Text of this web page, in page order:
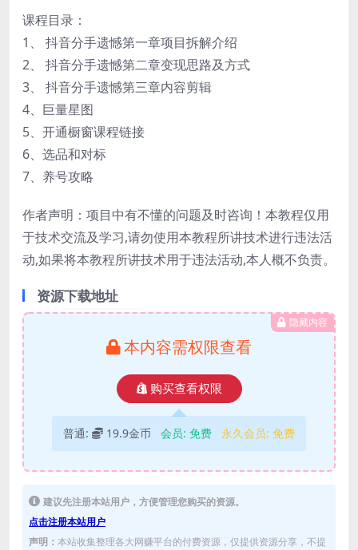
课程目录：
1、 抖音分手遗憾第一章项目拆解介绍
2、 抖音分手遗憾第二章变现思路及方式
3、 抖音分手遗憾第三章内容剪辑
4、巨量星图
5、开通橱窗课程链接
6、选品和对标
7、养号攻略
作者声明：项目中有不懂的问题及时咨询！本教程仅用
于技术交流及学习,请勿使用本教程所讲技术进行违法活
动,如果将本教程所讲技术用于违法活动,本人概不负责。
资源下载地址
隐藏内容
本内容需权限查看
购买查看权限
普通: 19.9金币 会员: 免费 永久会员: 免费
建议先注册本站用户，方便管理您购买的资源。
点击注册本站用户
声明： 本站收集整理各大网赚平台的付费资源，仅提供资源分享，不提